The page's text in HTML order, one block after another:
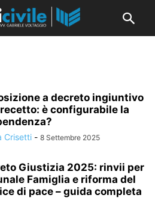
a decreto ingiuntivo
è configurabile la
Crisetti - 8 Settembre 2025
Giustizia 2025: rinvii per
Famiglia e riforma del
di pace – guida completa